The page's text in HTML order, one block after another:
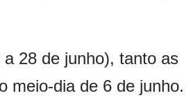
28 de junho), tanto as
meio-dia de 6 de junho.